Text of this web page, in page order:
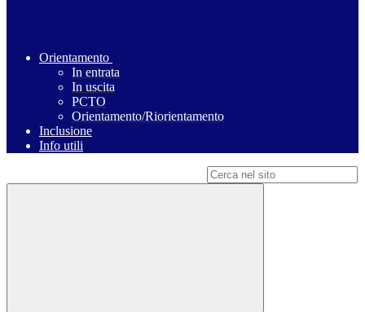
Orientamento
In entrata
In uscita
PCTO
Orientamento/Riorientamento
Inclusione
Info utili